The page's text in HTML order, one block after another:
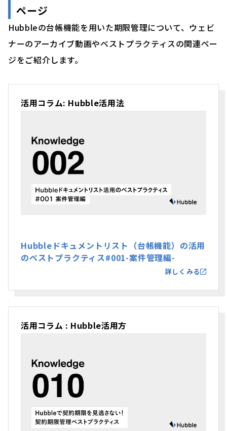
ページ
Hubbleの台帳機能を用いた期限管理について、ウェビ
ナーのアーカイブ動画やベストプラクティスの関連ペー
ジをご紹介します。
活用コラム: Hubble活用法
Hubbleドキュメントリスト（台帳機能）の活用
のベストプラクティス#001-案件管理編-
詳しくみる
活用コラム : Hubble活用方